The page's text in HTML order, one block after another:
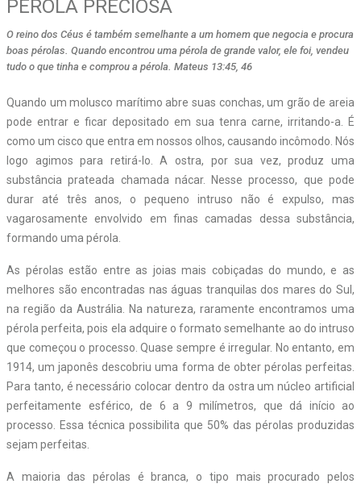
PÉROLA PRECIOSA
O reino dos Céus é também semelhante a um homem que negocia e procura
boas pérolas. Quando encontrou uma pérola de grande valor, ele foi, vendeu
tudo o que tinha e comprou a pérola. Mateus 13:45, 46
Quando um molusco marítimo abre suas conchas, um grão de areia
pode entrar e ficar depositado em sua tenra carne, irritando-a. É
como um cisco que entra em nossos olhos, causando incômodo. Nós
logo agimos para retirá-lo. A ostra, por sua vez, produz uma
substância prateada chamada nácar. Nesse processo, que pode
durar até três anos, o pequeno intruso não é expulso, mas
vagarosamente envolvido em finas camadas dessa substância,
formando uma pérola.
As pérolas estão entre as joias mais cobiçadas do mundo, e as
melhores são encontradas nas águas tranquilas dos mares do Sul,
na região da Austrália. Na natureza, raramente encontramos uma
pérola perfeita, pois ela adquire o formato semelhante ao do intruso
que começou o processo. Quase sempre é irregular. No entanto, em
1914, um japonês descobriu uma forma de obter pérolas perfeitas.
Para tanto, é necessário colocar dentro da ostra um núcleo artificial
perfeitamente esférico, de 6 a 9 milímetros, que dá início ao
processo. Essa técnica possibilita que 50% das pérolas produzidas
sejam perfeitas.
A maioria das pérolas é branca, o tipo mais procurado pelos